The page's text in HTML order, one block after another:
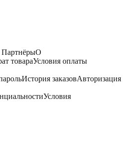
ПартнёрыО
товараУсловия оплаты
История заказовАвторизация
Условия